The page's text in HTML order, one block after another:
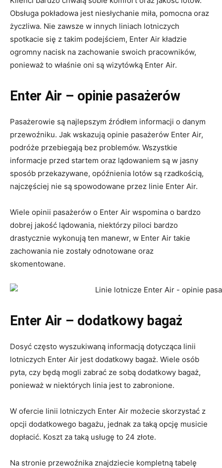
Obsługa pokładowa jest niesłychanie miła, pomocna oraz
życzliwa. Nie zawsze w innych liniach lotniczych
spotkacie się z takim podejściem, Enter Air kładzie
ogromny nacisk na zachowanie swoich pracowników,
ponieważ to właśnie oni są wizytówką Enter Air.
Enter Air – opinie pasażerów
Pasażerowie są najlepszym źródłem informacji o danym
przewoźniku. Jak wskazują opinie pasażerów Enter Air,
podróże przebiegają bez problemów. Wszystkie
informacje przed startem oraz lądowaniem są w jasny
sposób przekazywane, opóźnienia lotów są rzadkością,
najczęściej nie są spowodowane przez linie Enter Air.
Wiele opinii pasażerów o Enter Air wspomina o bardzo
dobrej jakość lądowania, niektórzy piloci bardzo
drastycznie wykonują ten manewr, w Enter Air takie
zachowania nie zostały odnotowane oraz
skomentowane.
Enter Air – dodatkowy bagaż
Dosyć często wyszukiwaną informacją dotycząca linii
lotniczych Enter Air jest dodatkowy bagaż. Wiele osób
pyta, czy będą mogli zabrać ze sobą dodatkowy bagaż,
ponieważ w niektórych linia jest to zabronione.
W ofercie linii lotniczych Enter Air możecie skorzystać z
opcji dodatkowego bagażu, jednak za taką opcję musicie
dopłacić. Koszt za taką usługę to 24 złote.
Na stronie przewoźnika znajdziecie kompletną tabelę